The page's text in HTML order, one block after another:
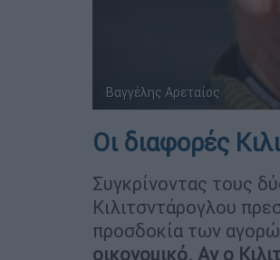
Βαγγέλης Αρεταίος
Οι διαφορές
Συγκρίνοντας τους
Κιλιτσντάρογλου
προσδοκία των
οικονομικό. Αν ο